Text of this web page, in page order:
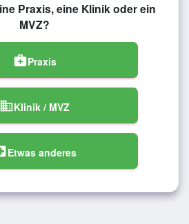
Praxis, eine Klinik oder ein
MVZ?
medical_servicesPraxis
domainKlinik / MVZ
Etwas anderes